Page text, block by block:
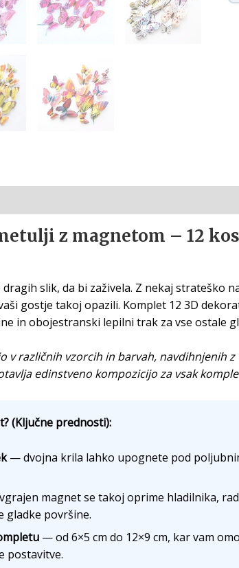
z magnetom – 12
slik, da bi zaživela. Z nekaj strateško
gostje takoj opazili. Komplet 12 3D
in obojestranski lepilni trak za vse ostale
v različnih vzorcih in barvah, navdihnjenih
edinstveno kompozicijo za vsak
(Ključne prednosti):
— dvojna krila lahko upognete pod
magnet se takoj oprime hladilnika,
gladke površine.
— od 6×5 cm do 12×9 cm, kar vam
postavitve.